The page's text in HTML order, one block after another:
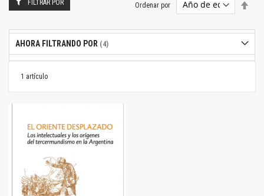
1 artículo
Ordenar por
FILTRAR POR
AHORA FILTRANDO POR